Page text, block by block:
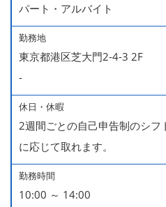
パート・アルバイト
勤務地
東京都港区芝大門2-4-3 2F
-
休日・休暇
2週間ごとの自己申告制のシ
に応じて取れます。
勤務時間
10:00 ～ 14:00